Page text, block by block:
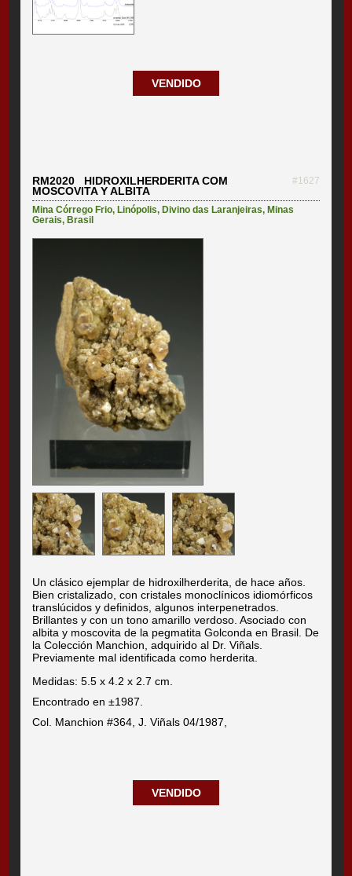
VENDIDO
RM2020 HIDROXILHERDERITA COM
MOSCOVITA Y ALBITA
#1627
Mina Córrego Frio, Linópolis, Divino das Laranjeiras, Minas
Gerais, Brasil
Un clásico ejemplar de hidroxilherderita, de hace años.
Bien cristalizado, con cristales monoclínicos idiomórficos
translúcidos y definidos, algunos interpenetrados.
Brillantes y con un tono amarillo verdoso. Asociado con
albita y moscovita de la pegmatita Golconda en Brasil. De
la Colección Manchion, adquirido al Dr. Viñals.
Previamente mal identificada como herderita.
Medidas: 5.5 x 4.2 x 2.7 cm.
Encontrado en ±1987.
Col. Manchion #364, J. Viñals 04/1987,
VENDIDO